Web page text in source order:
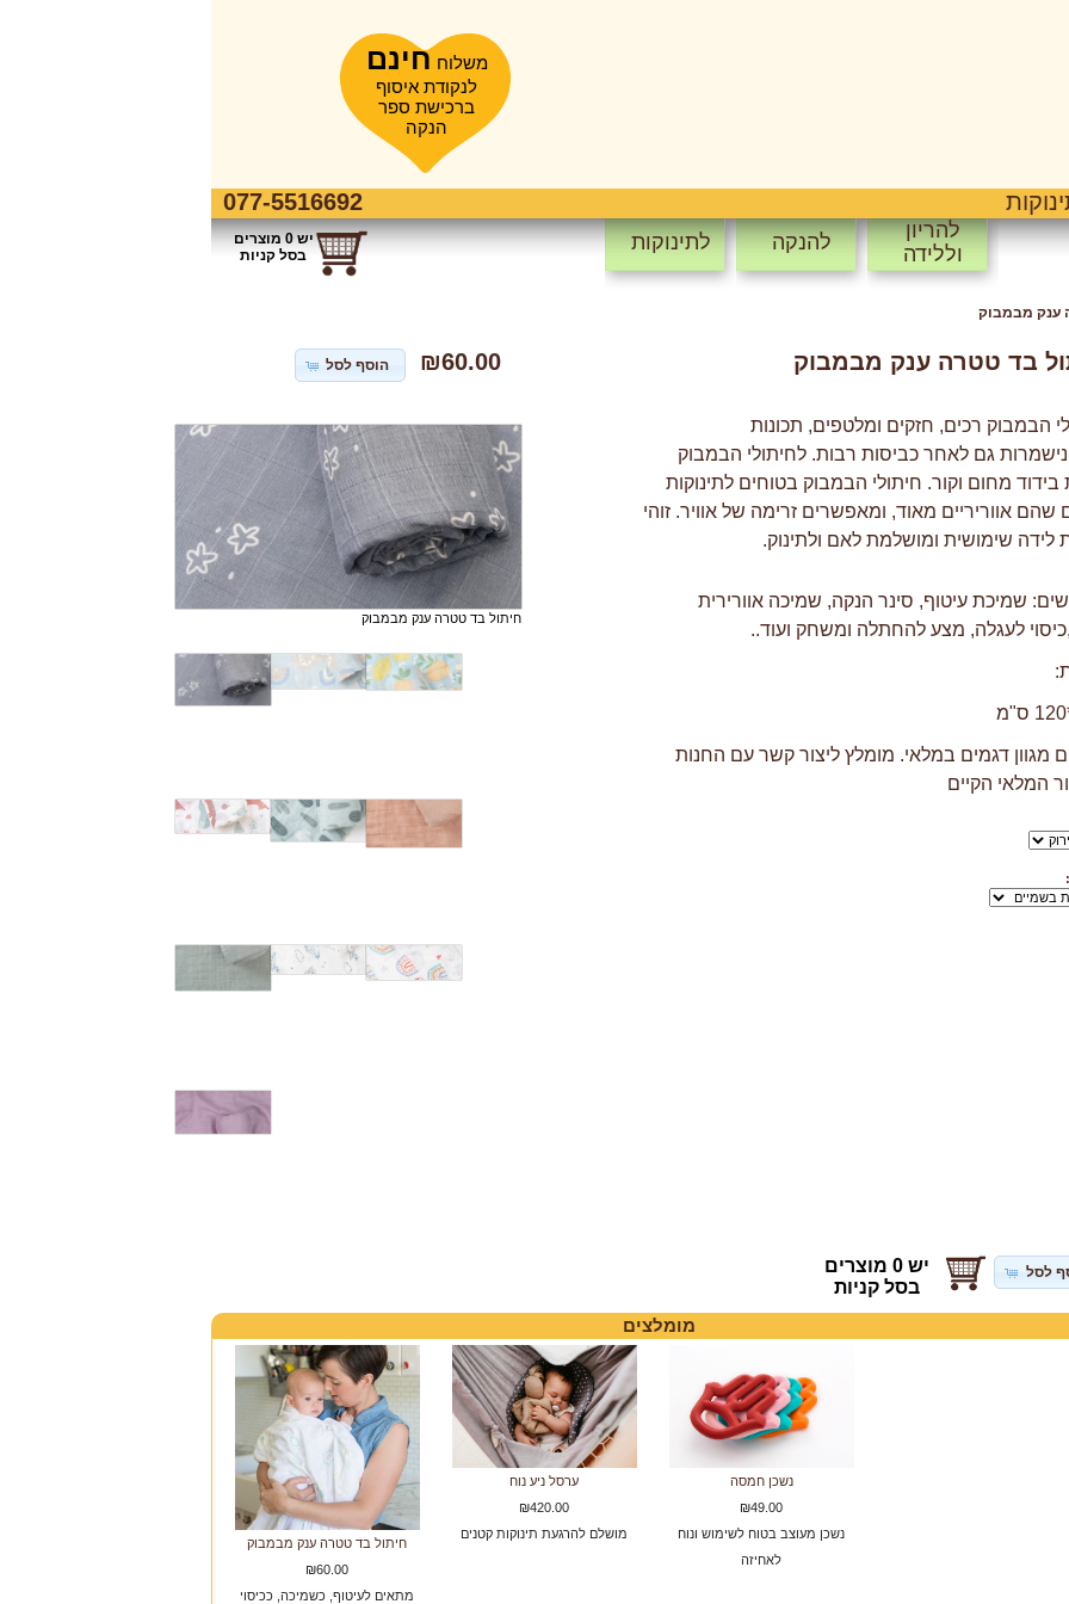
משלוח חינם
לנקודת איסוף
ברכישת ספר
הנקה
077-5516692
להריון
וללידה
להנקה לתינוקות
יש 0 מוצרים
בסל קניות
ענק מבמבוק
הוסף לסל ₪60.00 בד טטרה ענק מבמבוק
חיתול בד טטרה ענק מבמבוק
הבמבוק רכים, חזקים ומלטפים, תכונות
גם לאחר כביסות רבות. לחיתולי הבמבוק
בידוד מחום וקור. חיתולי הבמבוק בטוחים לתינוקות
שהם אווריריים מאוד, ומאפשרים זרימה של אוויר. זוהי
לידה שימושית ומושלמת לאם ולתינוק.
שמיכת עיטוף, סינר הנקה, שמיכה אוורירית
לעגלה, מצע להחתלה ומשחק ועוד..
מגוון דגמים במלאי. מומלץ ליצור קשר עם החנות
המלאי הקיים
לסל
יש 0 מוצרים
בסל קניות
מומלצים
חיתול בד טטרה ענק מבמבוק
₪60.00
מתאים לעיטוף, כשמיכה, ככיסוי
ערסל ניע נוח
₪420.00
מושלם להרגעת תינוקות קטנים
נשכן חמסה
₪49.00
נשכן מעוצב בטוח לשימוש ונוח
לאחיזה